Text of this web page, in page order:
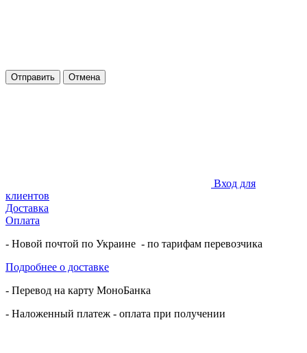
Отправить Отмена
Вход для
клиентов
Доставка
Оплата
- Новой почтой по Украине - по тарифам перевозчика
Подробнее о доставке
- Перевод на карту МоноБанка
- Наложенный платеж - оплата при получении